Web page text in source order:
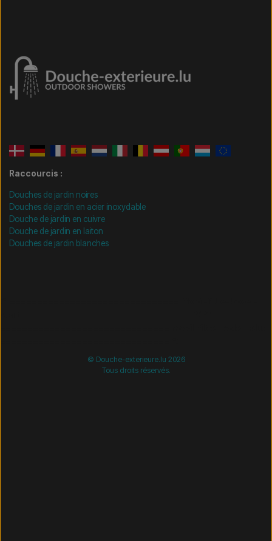
Raccourcis :
Douches de jardin noires
Douches de jardin en acier inoxydable
Douche de jardin en cuivre
Douche de jardin en laiton
Douches de jardin blanches
© Douche-exterieure.lu 2026
Tous droits réservés.